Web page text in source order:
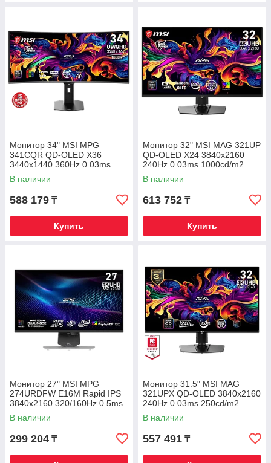
Монитор 34" MSI MPG
341CQR QD-OLED X36
3440x1440 360Hz 0.03ms
1300cd/m2 1.5M:1 2xHDMI
1xDP 1xType-C
В наличии
588 179 ₸
Купить
Монитор 32" MSI MAG 321UP
QD-OLED X24 3840x2160
240Hz 0.03ms 1000cd/m2
1.5M:1 2xHDMI 1xDP 1xType-
C
В наличии
613 752 ₸
Купить
Монитор 27" MSI MPG
274URDFW E16M Rapid IPS
3840x2160 320/160Hz 0.5ms
1000cd/m2 1000:1 2xHDMI
1xDP
В наличии
299 204 ₸
Монитор 31.5" MSI MAG
321UPX QD-OLED 3840x2160
240Hz 0.03ms 250cd/m2
1.5M:1 2xHDMI 1xDP 1xType-
C HAS
В наличии
557 491 ₸